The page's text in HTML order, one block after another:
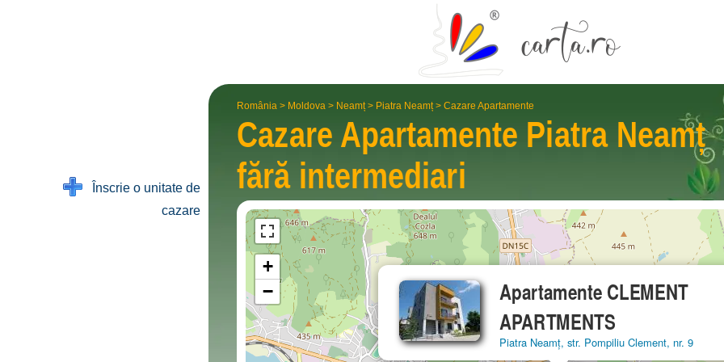
România > Moldova > Neamț> Piatra Neamț> Cazare Apartamente
Cazare Apartamente Piatra Neamț
fără interme­diari
Apartamente CLEMENT
APARTMENTS
Piatra Neamț, str. Pompiliu Clement, nr. 9
+
−
Înscrie o unitate de
cazare